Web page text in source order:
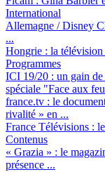
International
Allemagne / Disney
...
Hongrie : la
Programmes
ICI 19/20 : un gain de
spéciale "Face aux
france.tv : le
rivalité » en ...
France Télévisions :
Contenus
« Grazia » : le
présence ...